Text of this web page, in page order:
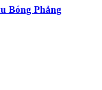
Bóng Phẳng